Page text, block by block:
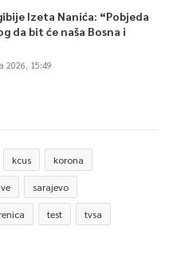
Izeta Nanića: “Pobjeda
da bit će naša Bosna i
2026, 15:49
kcus korona
sarajevo
test tvsa